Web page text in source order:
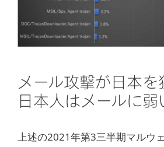
メール攻撃が日本を
日本人はメールに弱
上述の2021年第3三半期マルウ